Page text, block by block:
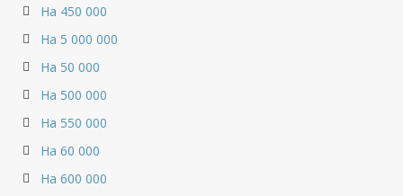
На 450 000
На 5 000 000
На 50 000
На 500 000
На 550 000
На 60 000
На 600 000